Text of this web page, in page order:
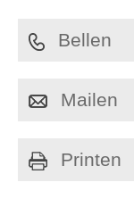
Bellen
Mailen
Printen